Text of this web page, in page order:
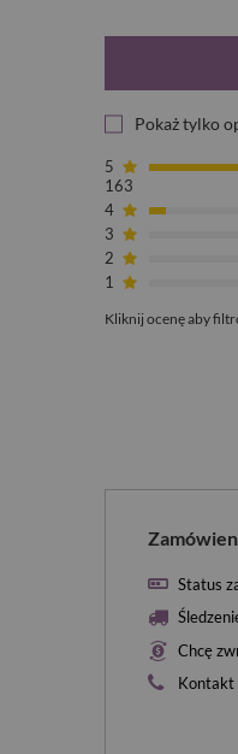
Pokaż tylko
5
163
4
3
2
1
Kliknij ocenę aby
Status
Chcę
Kontakt